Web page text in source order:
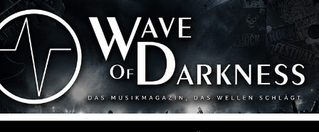
Events, Fotos, Termine, Interviews, Berichte, Musik